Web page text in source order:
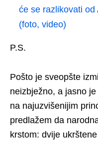
će se razlikovati od
(foto, video)
P.S.
Pošto je sveopšte
neizbježno, a jasno
na najuzvišenijim
predlažem da
krstom: dvije